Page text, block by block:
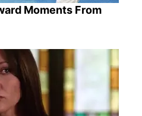
Moments From